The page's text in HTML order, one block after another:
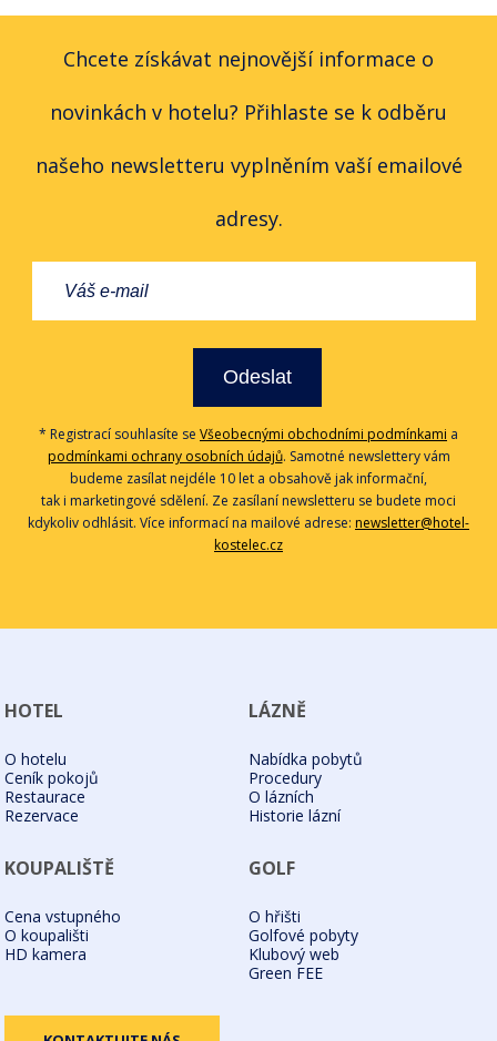
Chcete získávat nejnovější informace o
novinkách v hotelu? Přihlaste se k odběru
našeho newsletteru vyplněním vaší emailové
adresy.
Odeslat
* Registrací souhlasíte se Všeobecnými obchodními podmínkami a
podmínkami ochrany osobních údajů. Samotné newslettery vám
budeme zasílat nejdéle 10 let a obsahově jak informační,
tak i marketingové sdělení. Ze zasílaní newsletteru se budete moci
kdykoliv odhlásit. Více informací na mailové adrese: newsletter@hotel-
kostelec.cz
HOTEL
O hotelu
Ceník pokojů
Restaurace
Rezervace
LÁZNĚ
Nabídka pobytů
Procedury
O lázních
Historie lázní
KOUPALIŠTĚ
Cena vstupného
O koupališti
HD kamera
GOLF
O hřišti
Golfové pobyty
Klubový web
Green FEE